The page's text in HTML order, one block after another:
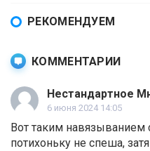
РЕКОМЕНДУЕМ
КОММЕНТАРИИ
Нестандартное
6 июня 2024 14:05
Вот таким навязыванием
потихоньку не спеша,